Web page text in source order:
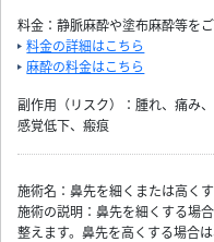
料金：静脈麻酔や塗布麻酔等を
料金の詳細はこちら
麻酔の料金はこちら
副作用（リスク）：腫れ、痛み
感覚低下、瘢痕
施術名：鼻先を細くまたは高く
施術の説明：鼻先を細くする場
整えます。鼻先を高くする場合